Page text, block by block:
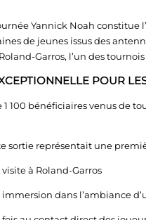
Yannick Noah constitue
de jeunes issus des
Garros, l’un des
POUR
1 100 bénéficiaires venus de
sortie représentait une
à Roland-Garros
dans l’ambiance